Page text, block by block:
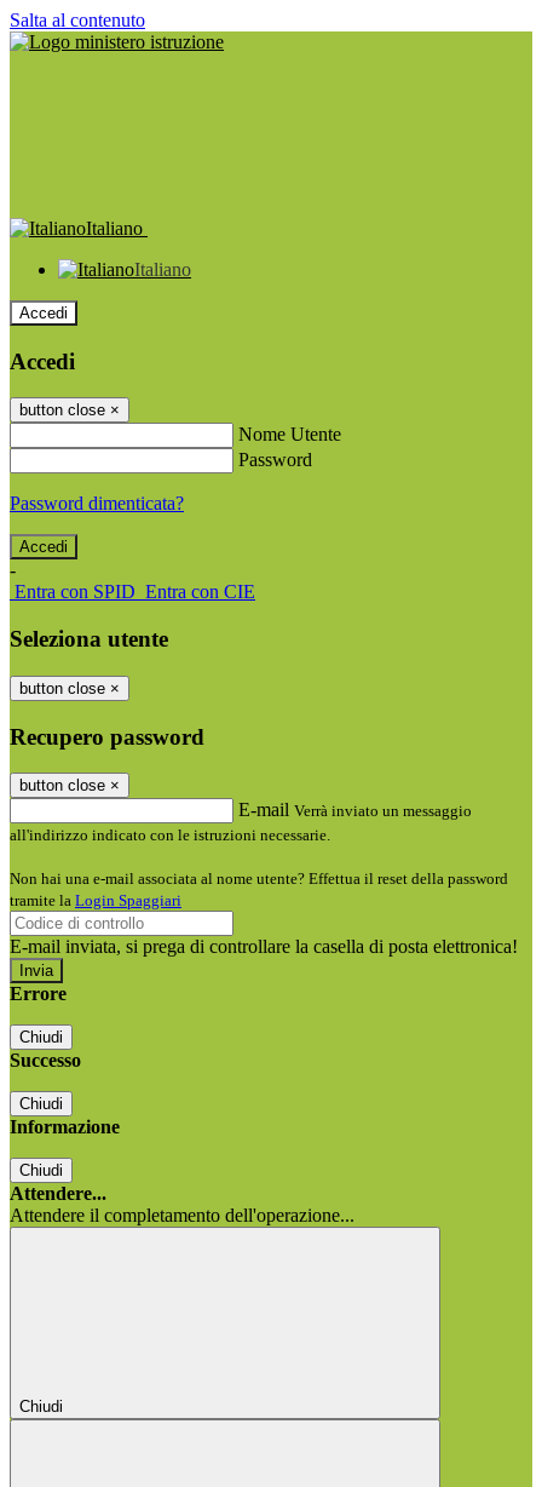
Salta al contenuto
Italiano
Italiano
Accedi
Accedi
button close ×
Nome Utente
Password
Password dimenticata?
-
Entra con SPID Entra con CIE
Seleziona utente
button close ×
Recupero password
button close ×
E-mail Verrà inviato un messaggio
all'indirizzo indicato con le istruzioni necessarie.
Non hai una e-mail associata al nome utente? Effettua il reset della password
tramite la Login Spaggiari
E-mail inviata, si prega di controllare la casella di posta elettronica!
Errore
Chiudi
Successo
Chiudi
Informazione
Chiudi
Attendere...
Attendere il completamento dell'operazione...
Chiudi